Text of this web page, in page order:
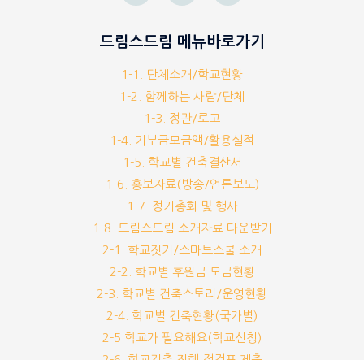
드림스드림 메뉴바로가기
1-1. 단체소개/학교현황
1-2. 함께하는 사람/단체
1-3. 정관/로고
1-4. 기부금모금액/활용실적
1-5. 학교별 건축결산서
1-6. 홍보자료(방송/언론보도)
1-7. 정기총회 및 행사
1-8. 드림스드림 소개자료 다운받기
2-1. 학교짓기/스마트스쿨 소개
2-2. 학교별 후원금 모금현황
2-3. 학교별 건축스토리/운영현황
2-4. 학교별 건축현황(국가별)
2-5 학교가 필요해요(학교신청)